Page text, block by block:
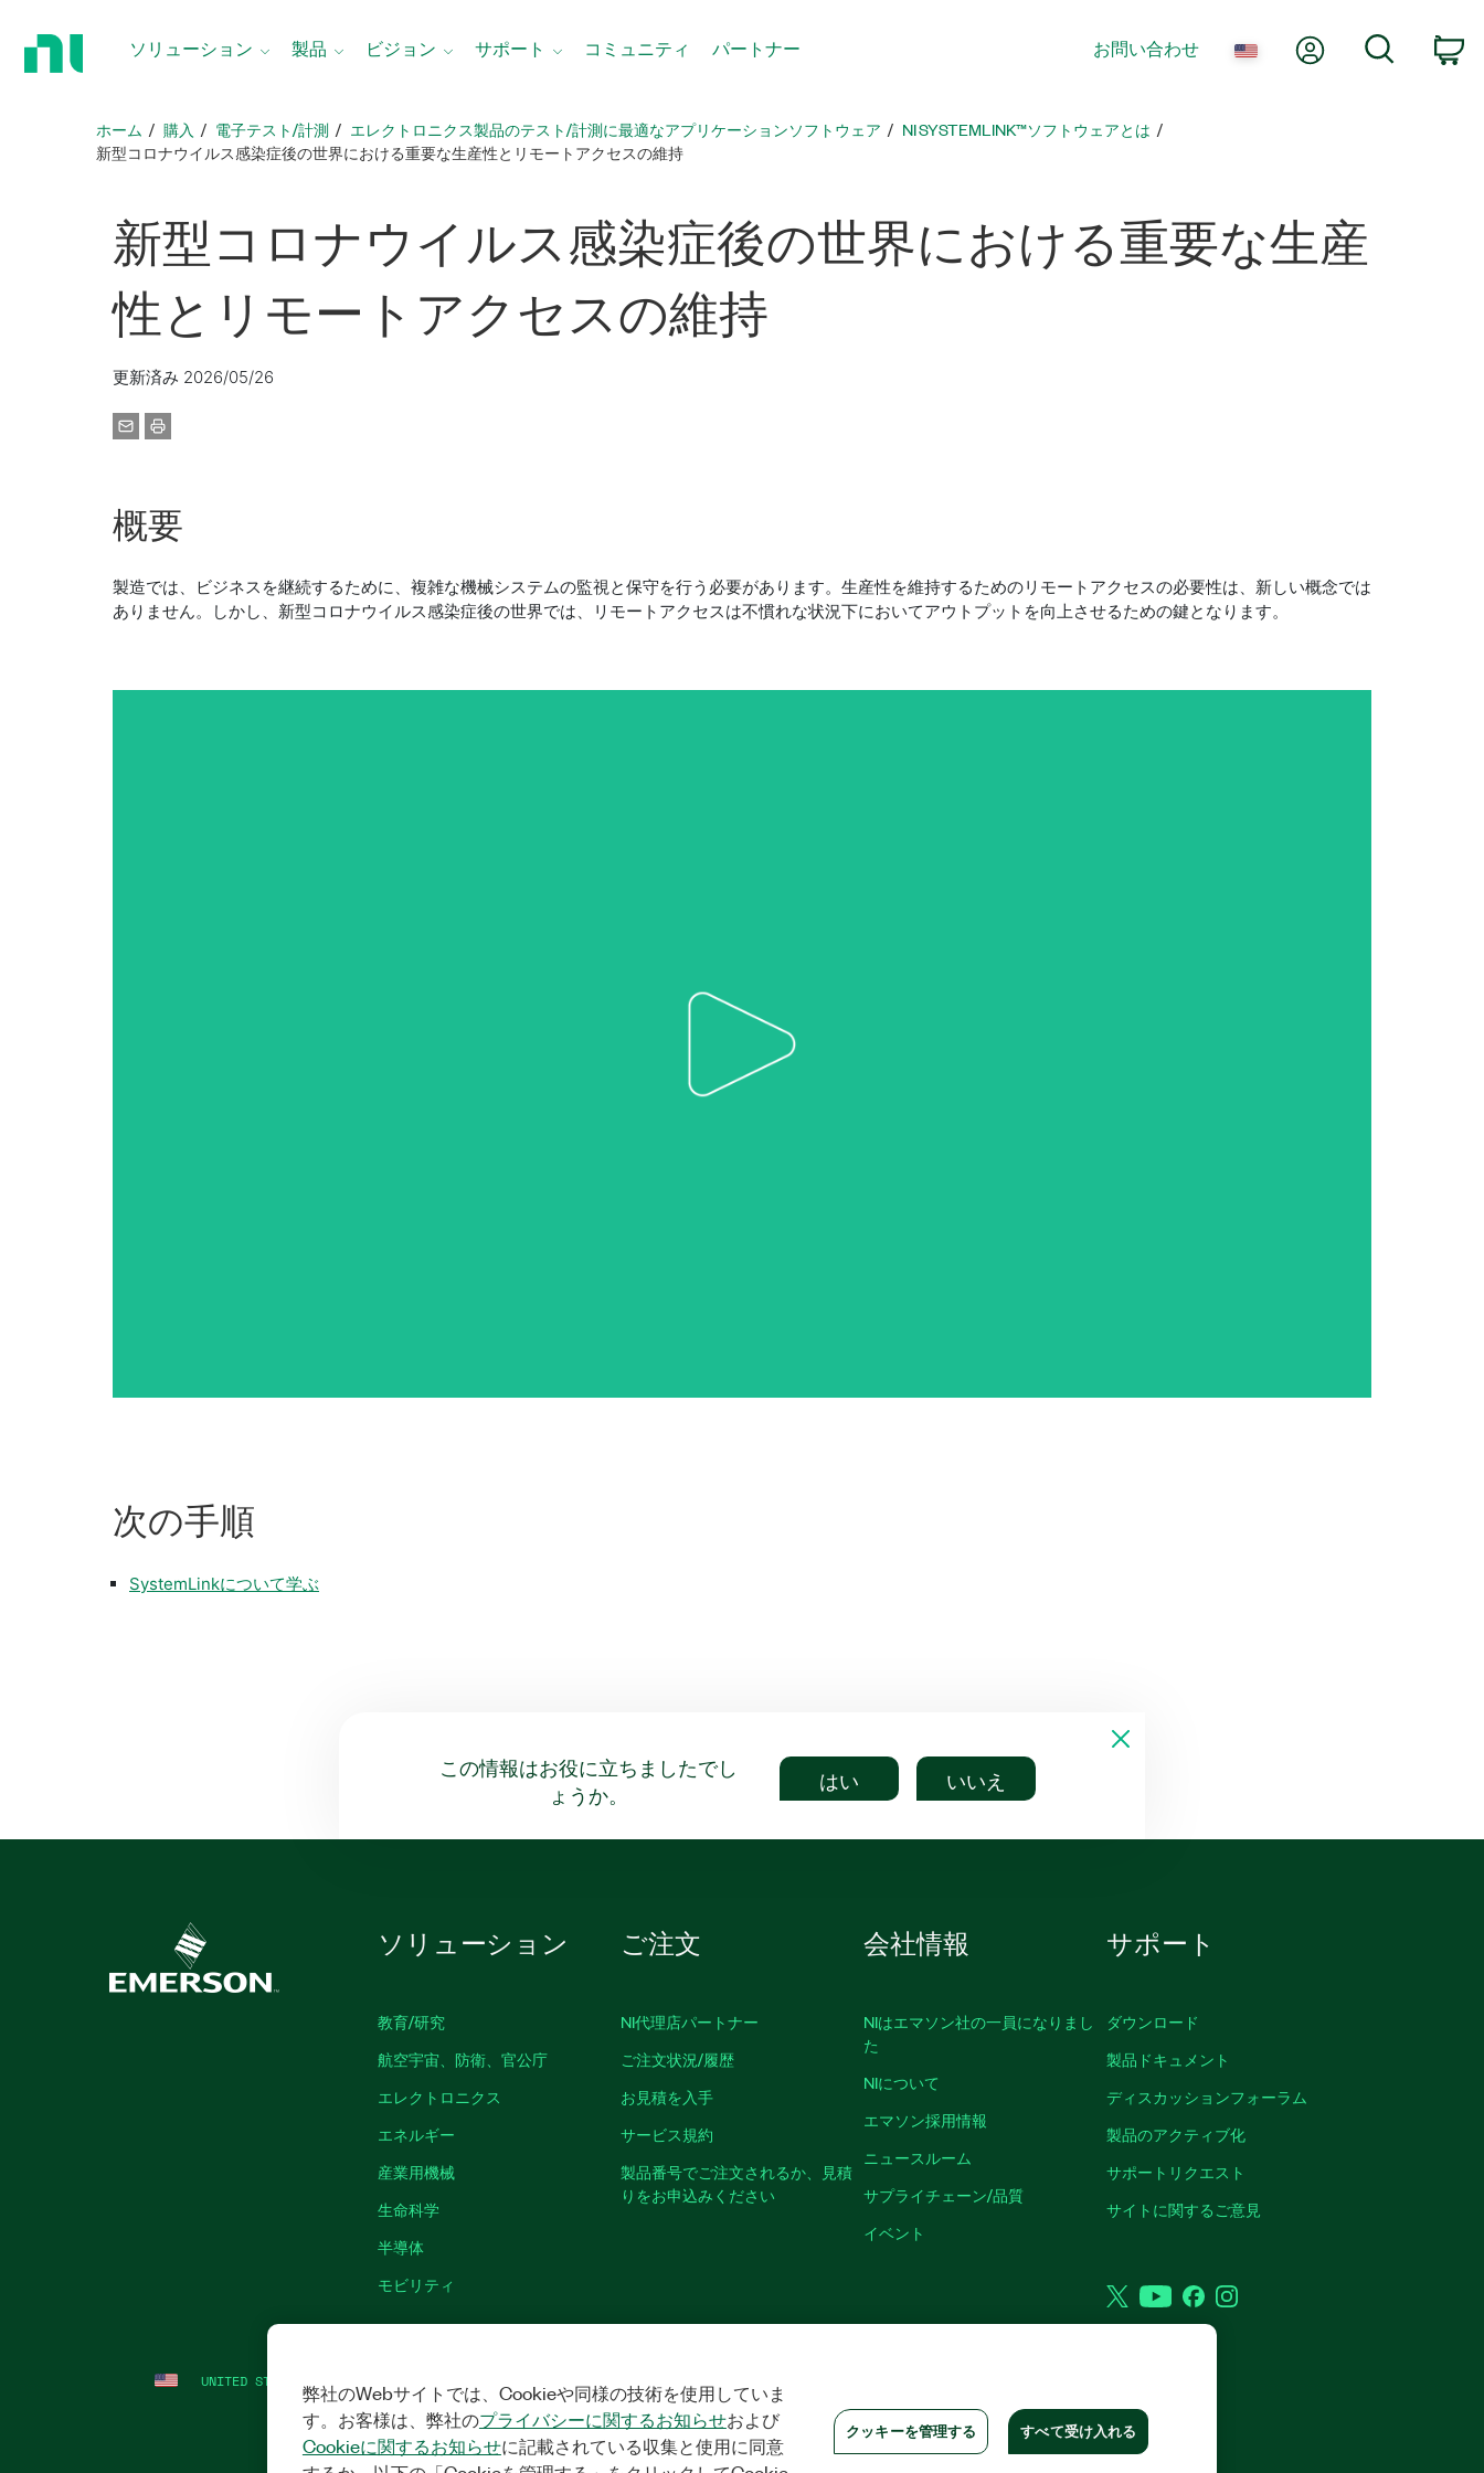
ソリューション 製品 ビジョン サポート コミュニティ パートナー お問い合わせ Myアカウント
ホーム 購入 電子テスト/計測 エレクトロニクス製品のテスト/計測に最適なアプリケーションソフトウェア
NI SYSTEMLINK™ソフトウェアとは
新型コロナウイルス感染症後の世界における重要な生産性とリモートアクセスの維持
新型 コロナウイルス感染症後の世界における重要な生産
性と リモート アクセスの維持
更新済み 2026/05/26
概要
製造では、ビジネスを継続するために、複雑な機械システムの監視と保守を行う必要があります。生産性を維持するためのリモートアクセスの必要性は、新しい概念では
ありません。しかし、新型コロナウイルス感染症後の世界では、リモートアクセスは不慣れな状況下においてアウトプットを向上させるための鍵となります。
次の手順
SystemLinkについて学ぶ
この情報はお役に立ちましたでし
ょうか。
はい いいえ
ソリューション
教育/研究
航空宇宙、防衛、官公庁
エレクトロニクス
エネルギー
産業用機械
生命科学
半導体
モビリティ
ご注文
NI代理店パートナー
ご注文状況/履歴
お見積を入手
サービス規約
製品番号でご注文されるか、見積
りをお申込みください
会社情報
NIはエマソン社の一員になりまし
た
NIについて
エマソン採用情報
ニュースルーム
サプライチェーン/品質
イベント
サポート
ダウンロード
製品ドキュメント
ディスカッションフォーラム
製品のアクティブ化
サポートリクエスト
サイトに関するご意見
TwitterYouTubeFacebookInstagram
UNITED STATES 法令関連情報
弊社のWebサイトでは、Cookieや同様の技術を使用していま
す。お客様は、弊社のプライバシーに関するお知らせおよび
Cookieに関するお知らせに記載されている収集と使用に同意
クッキーを管理する すべて受け入れる